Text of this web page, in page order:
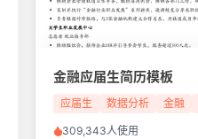
金融应届生简历模板
应届生 数据分析 金融
309,343人使用